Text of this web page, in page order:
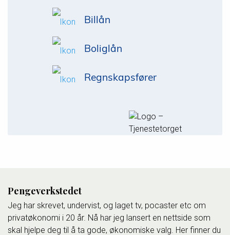
Billån
Boliglån
Regnskapsfører
Pengeverkstedet
Jeg har skrevet, undervist, og laget tv, pocaster etc om
privatøkonomi i 20 år. Nå har jeg lansert en nettside som
skal hjelpe deg til å ta gode, økonomiske valg. Her finner du